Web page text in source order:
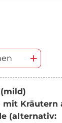
mit
(alternativ: